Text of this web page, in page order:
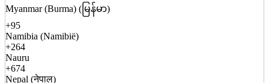
Myanmar (Burma) (မြန်မာ)
+95
Namibia (Namibië)
+264
Nauru
+674
Nepal (नेपाल)